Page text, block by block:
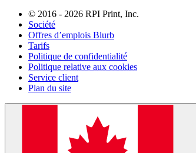
© 2016 - 2026 RPI Print, Inc.
Société
Offres d’emplois Blurb
Tarifs
Politique de confidentialité
Politique relative aux cookies
Service client
Plan du site